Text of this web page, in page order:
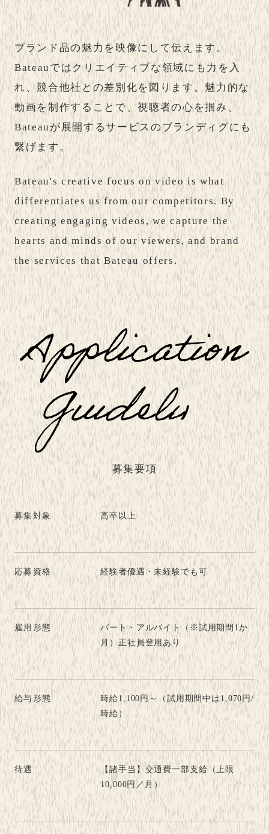
ブランド品の魅力を映像にして伝えます。
Bateauではクリエイティブな領域にも力を入
れ、競合他社との差別化を図ります。魅力的な
動画を制作することで、視聴者の心を掴み、
Bateauが展開するサービスのブランディグにも
繋げます。
Bateau's creative focus on video is what
differentiates us from our competitors. By
creating engaging videos, we capture the
hearts and minds of our viewers, and brand
the services that Bateau offers.
募集要項
募集対象 高卒以上
応募資格 経験者優遇・未経験でも可
雇用形態
パート・アルバイト（※試用期間1か
月）正社員登用あり
給与形態
時給1,100円～（試用期間中は1,070円/
時給）
待遇
【諸手当】交通費一部支給（上限
10,000円／月）